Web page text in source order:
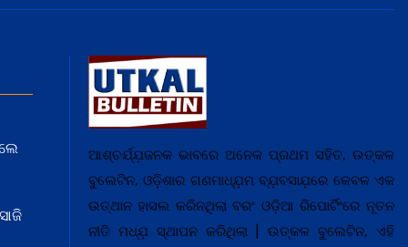
ଆଶ୍ଚର୍ଯ୍ଯ଼ଜନକ ଭାବରେ ଅନେକ ପ୍ରଥମ ସହିତ, ଉତ୍କଳ
ବୁଲେଟିନ, ଓଡ଼ିଶାର ଗଣମାଧ୍ଯ଼ମ ବ୍ଯ଼ବସାଯ଼ରେ କେବଳ ଏକ
ଉତ୍ଥାନ ହାସଲ କରିନଥିଲା ବରଂ ଓଡ଼ିଆ ରିପୋର୍ଟିଂରେ ନୂତନ
ନୀତି ମଧ୍ଯ଼ ସ୍ଥାପନ କରିଥିଲା | ଉତ୍କଳ ବୁଲେଟିନ, ଏହି